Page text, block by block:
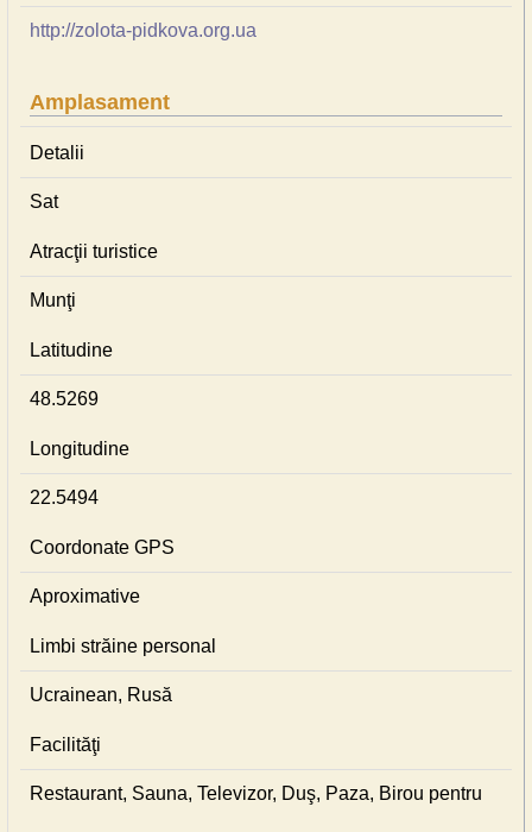
http://zolota-pidkova.org.ua
Amplasament
Detalii
Sat
Atracţii turistice
Munţi
Latitudine
48.5269
Longitudine
22.5494
Coordonate GPS
Aproximative
Limbi străine personal
Ucrainean, Rusă
Facilităţi
Restaurant, Sauna, Televizor, Duş, Paza, Birou pentru